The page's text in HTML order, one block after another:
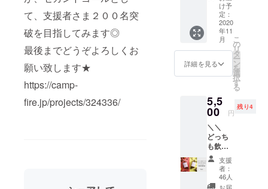
て、支援者さま２００名突
破を目指してみます◎
最後までどうぞよろしくお
願い致します★
https://camp-
fire.jp/projects/324336/
さんの
特典の
薬草
キット
の送付
ありま
せん。
パワー
チャー
ジをし
たい時
におす
す◎
【こん
め】 ・
疲れが
抜けな
い ・何
もする
気が起
きなく
て困っ
てる ・
は、リ
フレッ
シュし
たい時
や浄化
したい
時に
、、、
なので
ごめん
なさ
い！！
！ 初回
ロット
がトラ
味わい
のクラ
フト
コーラ
は、集
中力を
高めた
ジをし
たい時
におす
すめで
す◎ お
届けは
10月末
~11月末
を予定
してい
サイズ
(1000m
l)】 1本
で約20
杯分の
ドリン
クがつ
くれる
徳用サ
アーユ
ル
ヴェー
ダで注
目され
ている
ホー
リーバ
ジル
に、ピ
け予
定：
2020
年11
月
詳細を見る
こ
の
リ
タ
ー
ン
を
選
択
す
る
5,5
00 円
残り4
＼＼
どっち
も飲み
た
い！！
！／／
【コー
支援
者：
46人